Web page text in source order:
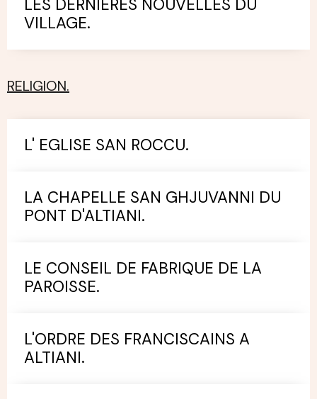
LES DERNIERES NOUVELLES DU
VILLAGE.
RELIGION.
L' EGLISE SAN ROCCU.
LA CHAPELLE SAN GHJUVANNI DU
PONT D'ALTIANI.
LE CONSEIL DE FABRIQUE DE LA
PAROISSE.
L'ORDRE DES FRANCISCAINS A
ALTIANI.